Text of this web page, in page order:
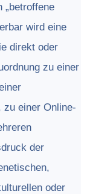
„betroffene
wird eine
direkt oder
zu einer
zu einer Online-
der
oder